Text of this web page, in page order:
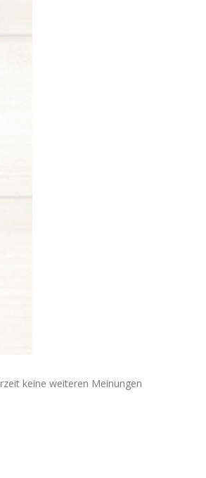
keine weiteren Meinungen